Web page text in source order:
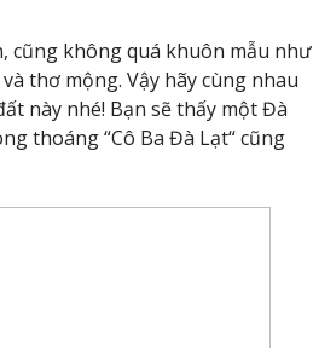
cũng không quá khuôn mẫu như
thơ mộng. Vậy hãy cùng nhau
này nhé! Bạn sẽ thấy một Đà
thoáng “Cô Ba Đà Lạt“ cũng